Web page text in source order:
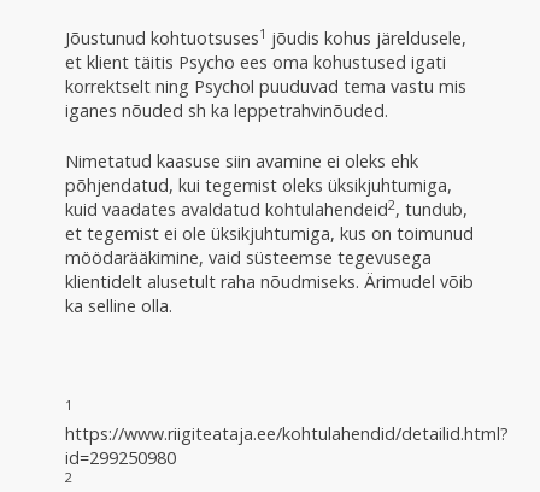
Jõustunud kohtuotsuses1 jõudis kohus järeldusele,
et klient täitis Psycho ees oma kohustused igati
korrektselt ning Psychol puuduvad tema vastu mis
iganes nõuded sh ka leppetrahvinõuded.
Nimetatud kaasuse siin avamine ei oleks ehk
põhjendatud, kui tegemist oleks üksikjuhtumiga,
kuid vaadates avaldatud kohtulahendeid2, tundub,
et tegemist ei ole üksikjuhtumiga, kus on toimunud
möödarääkimine, vaid süsteemse tegevusega
klientidelt alusetult raha nõudmiseks. Ärimudel võib
ka selline olla.
1
https://www.riigiteataja.ee/kohtulahendid/detailid.html?
id=299250980
2